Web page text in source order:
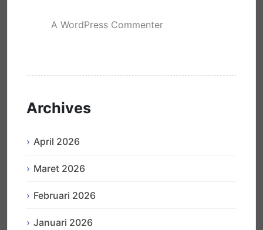
A WordPress Commenter
Archives
April 2026
Maret 2026
Februari 2026
Januari 2026